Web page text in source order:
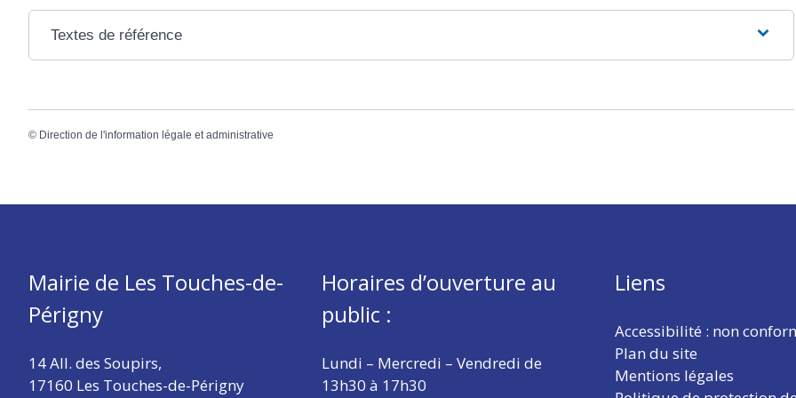
Textes de référence
© Direction de l'information légale et administrative
Mairie de Les Touches-de-
Périgny
14 All. des Soupirs,
17160 Les Touches-de-Périgny
Horaires d’ouverture au
public :
Lundi – Mercredi – Vendredi de
13h30 à 17h30
Liens
Accessibilité : non
Plan du site
Mentions légales